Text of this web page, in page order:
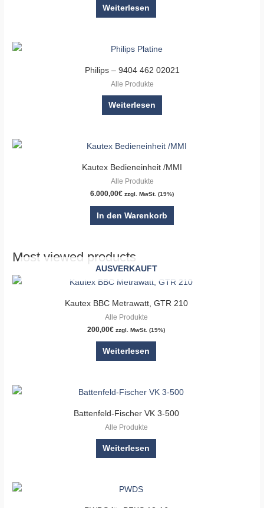
Weiterlesen
Philips – 9404 462 02021
Alle Produkte
Weiterlesen
Kautex Bedieneinheit /MMI
Alle Produkte
6.000,00€ zzgl. MwSt. (19%)
In den Warenkorb
Most viewed products
AUSVERKAUFT
Kautex BBC Metrawatt, GTR 210
Alle Produkte
200,00€ zzgl. MwSt. (19%)
Weiterlesen
Battenfeld-Fischer VK 3-500
Alle Produkte
Weiterlesen